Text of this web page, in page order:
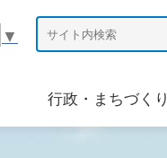
行政・まちづくり
▼